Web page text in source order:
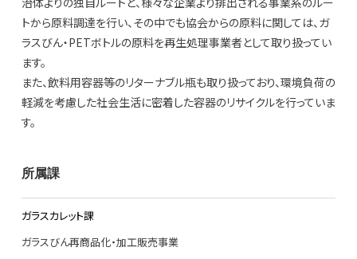
トから原料調達を行い、その中でも協会からの原料に関しては、ガ
ラスびん・PETボトルの原料を再生処理事業者として取り扱ってい
ます。
また、飲料用容器等のリターナブル瓶も取り扱っており、環境負荷の
軽減を考慮した社会生活に密着した容器のリサイクルを行っていま
す。
所属課
ガラスカレット課
ガラスびん再商品化・加工販売事業